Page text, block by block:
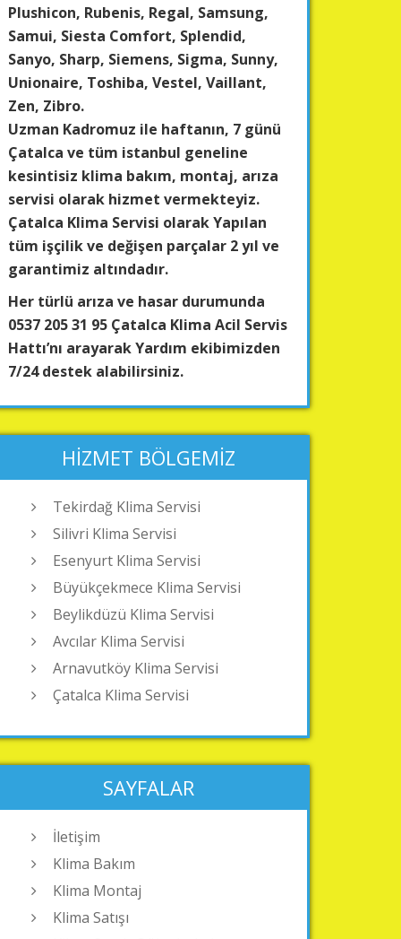
Plushicon, Rubenis, Regal, Samsung,
Samui, Siesta Comfort, Splendid,
Sanyo, Sharp, Siemens, Sigma, Sunny,
Unionaire, Toshiba, Vestel, Vaillant,
Zen, Zibro.
Uzman Kadromuz ile haftanın, 7 günü
Çatalca ve tüm istanbul geneline
kesintisiz klima bakım, montaj, arıza
servisi olarak hizmet vermekteyiz.
Çatalca Klima Servisi olarak Yapılan
tüm işçilik ve değişen parçalar 2 yıl ve
garantimiz altındadır.
Her türlü arıza ve hasar durumunda
0537 205 31 95 Çatalca Klima Acil Servis
Hattı’nı arayarak Yardım ekibimizden
7/24 destek alabilirsiniz.
HIZMET BÖLGEMIZ
Tekirdağ Klima Servisi
Silivri Klima Servisi
Esenyurt Klima Servisi
Büyükçekmece Klima Servisi
Beylikdüzü Klima Servisi
Avcılar Klima Servisi
Arnavutköy Klima Servisi
Çatalca Klima Servisi
SAYFALAR
İletişim
Klima Bakım
Klima Montaj
Klima Satışı